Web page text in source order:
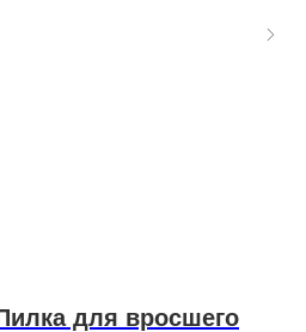
для вросшего